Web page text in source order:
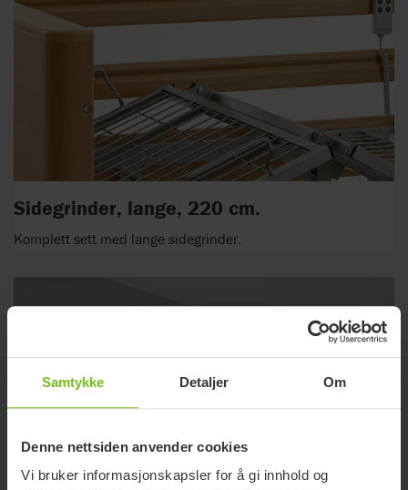
Samtykke Detaljer Om
Denne nettsiden anvender cookies
Vi bruker informasjonskapsler for å gi innhold og
Sidegrinder, lange, 220 cm.
Komplett sett med lange sidegrinder.